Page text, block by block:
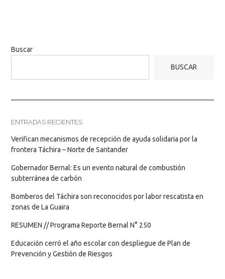
Buscar
BUSCAR
ENTRADAS RECIENTES
Verifican mecanismos de recepción de ayuda solidaria por la
frontera Táchira – Norte de Santander
Gobernador Bernal: Es un evento natural de combustión
subterránea de carbón
Bomberos del Táchira son reconocidos por labor rescatista en
zonas de La Guaira
RESUMEN // Programa Reporte Bernal N° 250
Educación cerró el año escolar con despliegue de Plan de
Prevención y Gestión de Riesgos